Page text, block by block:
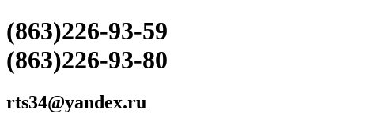
(863)226-93-59
(863)226-93-80
rts34@yandex.ru